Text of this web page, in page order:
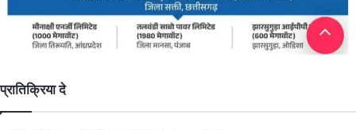
प्रातिक्रिया दे